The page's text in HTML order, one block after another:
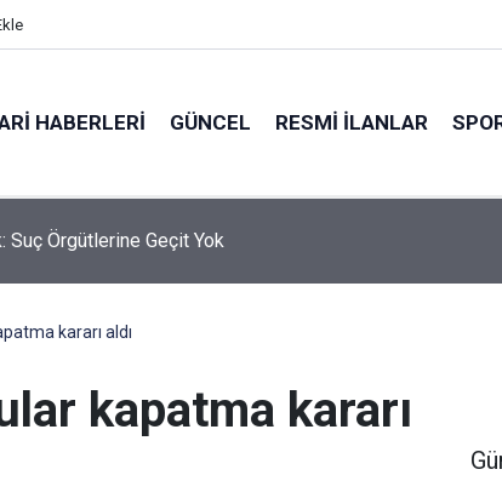
HABERLERI GÜNCEL RESMI İLANLAR
Suç Örgütlerine Geçit Yok
kararı aldı
kapatma kararı